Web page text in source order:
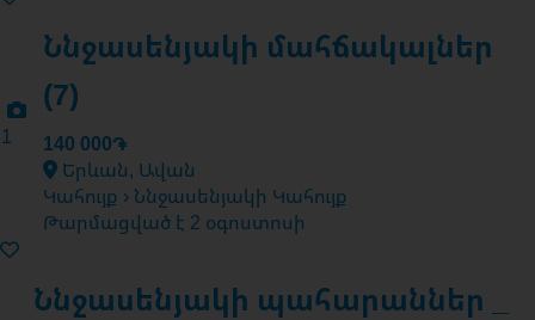
1
Ննջասենյակի մահճակալներ
(7)
140 000֏
Երևան, Ավան
Կահույք › Ննջասենյակի Կահույք
Թարմացված է 2 օգոստոսի
Ննջասենյակի պահարաններ _